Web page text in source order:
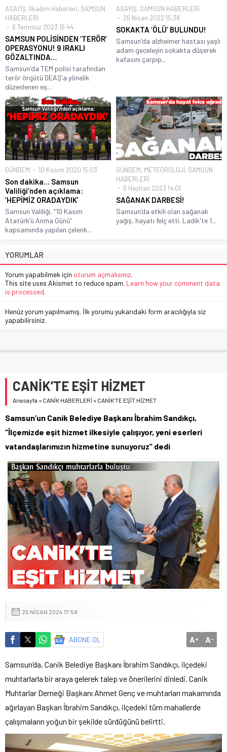
ASAYİŞ, İlkadım Haberleri, SAMSUN
HABERLERİ
6 Temmuz 2023 15:44
SAMSUN POLİSİNDEN ‘TERÖR’
OPERASYONU! 9 IRAKLI
GÖZALTINDA…
Samsun'da TEM polisi tarafından
terör örgütü DEAŞ'a yönelik
düzenlenen eş...
ASAYİŞ, SAMSUN HABERLERİ
26 Nisan 2022 15:38
SOKAKTA ‘ÖLÜ’ BULUNDU!
Samsun'da alzheimer hastası yaşlı
adam geceleyin sokakta düşerek
kafasını çarpıp...
GÜNDEM 10 Kasım 2020 15:03
Son dakika… Samsun
Valiliği’nden açıklama:
‘HEPİMİZ ORADAYDIK’
Samsun Valiliği, “10 Kasım
Atatürk’ü Anma Günü”
kapsamında yapılan çelenk...
GÜNDEM, METEOROLOJİ, SAMSUN
HABERLERİ
5 Haziran 2023 14:01
SAĞANAK DARBESİ!
Samsun’da etkili olan sağanak
yağış, hayatı felç etti. Ladik'te 1...
YORUMLAR
Yorum yapabilmek için oturum açmalısınız.
This site uses Akismet to reduce spam. Learn how your comment data
is processed.
Henüz yorum yapılmamış. İlk yorumu yukarıdaki form aracılığıyla siz
yapabilirsiniz.
CANİK’TE EŞİT HİZMET
Anasayfa » CANİK HABERLERİ » CANİK’TE EŞİT HİZMET
Samsun’un Canik Belediye Başkanı İbrahim Sandıkçı,
“İlçemizde eşit hizmet ilkesiyle çalışıyor, yeni eserleri
vatandaşlarımızın hizmetine sunuyoruz” dedi
25 NISAN 2024 17:59
ABONE OL A+ A-
Samsun’da, Canik Belediye Başkanı İbrahim Sandıkçı, ilçedeki
muhtarlarla bir araya gelerek talep ve önerilerini dinledi. Canik
Muhtarlar Derneği Başkanı Ahmet Genç ve muhtarları makamında
ağırlayan Başkan İbrahim Sandıkçı, ilçedeki tüm mahallerde
çalışmaların yoğun bir şekilde sürdüğünü belirtti.